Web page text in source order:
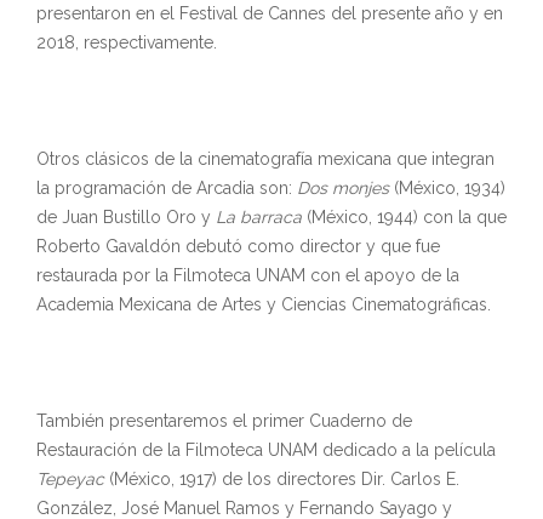
presentaron en el Festival de Cannes del presente año y en
2018, respectivamente.
Otros clásicos de la cinematografía mexicana que integran
la programación de Arcadia son: Dos monjes (México, 1934)
de Juan Bustillo Oro y La barraca (México, 1944) con la que
Roberto Gavaldón debutó como director y que fue
restaurada por la Filmoteca UNAM con el apoyo de la
Academia Mexicana de Artes y Ciencias Cinematográficas.
También presentaremos el primer Cuaderno de
Restauración de la Filmoteca UNAM dedicado a la película
Tepeyac (México, 1917) de los directores Dir. Carlos E.
González, José Manuel Ramos y Fernando Sayago y